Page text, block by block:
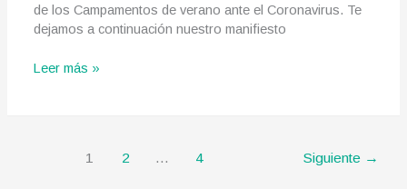
de los Campamentos de verano ante el Coronavirus. Te
dejamos a continuación nuestro manifiesto
Manifiesto
Leer más »
1 2 … 4 Siguiente →